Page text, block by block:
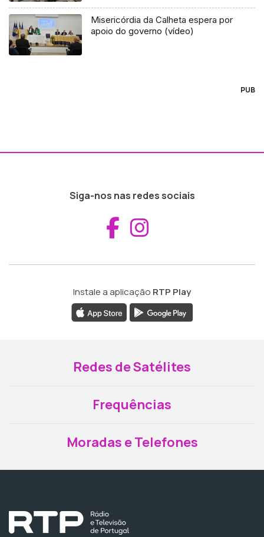
Misericórdia da Calheta espera por
apoio do governo (vídeo)
PUB
Siga-nos nas redes sociais
Aceder ao
Instale a aplicação RTP Play
Redes de Satélites
Frequências
Moradas e Telefones